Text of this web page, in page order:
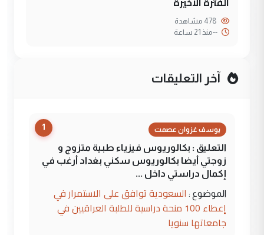
--منذ 21 ساعة
آخر التعليقات
1 يوسف غزوان عصمت
التعليق : بكالوريوس فيزياء طبية متزوج و
زوجتي أيضا بكالوريوس سكني بغداد أرغب في
إكمال دراستي داخل ...
الموضوع : السعودية توافق على الاستمرار في
إعطاء 100 منحة دراسية للطلبة العراقيين في
جامعاتها سنويا